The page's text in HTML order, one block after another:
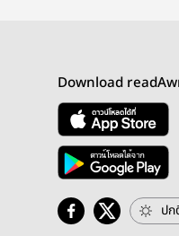
Download
ปก